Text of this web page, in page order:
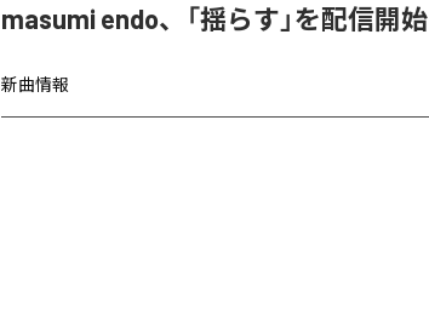
masumi endo、「揺らす」を配信開始
新曲情報